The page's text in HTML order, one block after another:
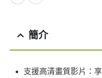
簡介
支援高清畫質影片：